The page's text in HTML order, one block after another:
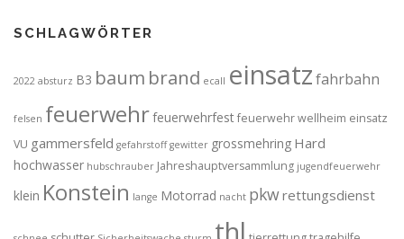
SCHLAGWÖRTER
2022 absturz B3 baum brand ecall einsatzfahrbahn
felsen feuerwehrfeuerwehrfest feuerwehr wellheim einsatz
VU gammersfeld gefahrstoff gewitter grossmehring Hard
hochwasser hubschrauber Jahreshauptversammlung jugendfeuerwehr
klein Konstein lange Motorrad nacht pkwrettungsdienst